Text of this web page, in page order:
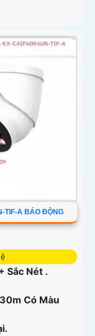
TIF-A BÁO ĐỘNG
Sắc Nét .
Có Màu